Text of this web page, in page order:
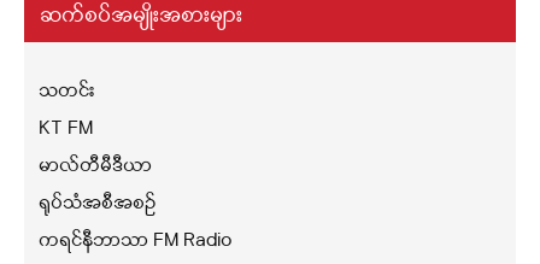
ဆက်စပ်အမျိုးအစားများ
သတင်း
KT FM
မာလ်တီမီဒီယာ
ရုပ်သံအစီအစဉ်
ကရင်နီဘာသာ FM Radio